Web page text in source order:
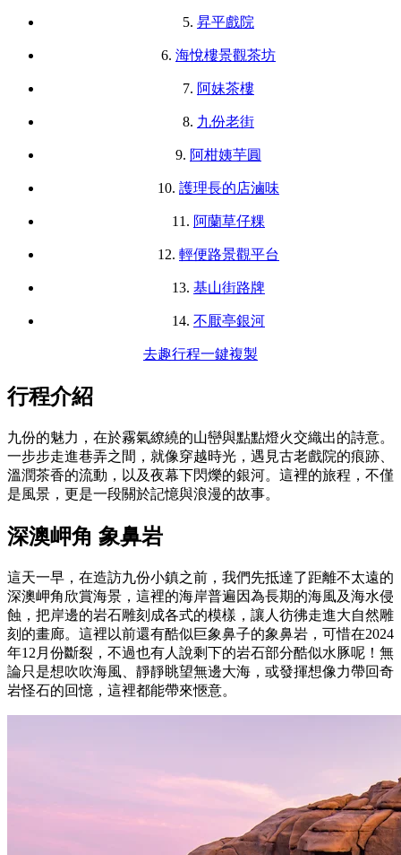
5. 昇平戲院
6. 海悅樓景觀茶坊
7. 阿妹茶樓
8. 九份老街
9. 阿柑姨芋圓
10. 護理長的店滷味
11. 阿蘭草仔粿
12. 輕便路景觀平台
13. 基山街路牌
14. 不厭亭銀河
去趣行程一鍵複製
行程介紹
九份的魅力，在於霧氣繚繞的山巒與點點燈火交織出的詩意。
一步步走進巷弄之間，就像穿越時光，遇見古老戲院的痕跡、
溫潤茶香的流動，以及夜幕下閃爍的銀河。這裡的旅程，不僅
是風景，更是一段關於記憶與浪漫的故事。
深澳岬角 象鼻岩
這天一早，在造訪九份小鎮之前，我們先抵達了距離不太遠的
深澳岬角欣賞海景，這裡的海岸普遍因為長期的海風及海水侵
蝕，把岸邊的岩石雕刻成各式的模樣，讓人彷彿走進大自然雕
刻的畫廊。這裡以前還有酷似巨象鼻子的象鼻岩，可惜在2024
年12月份斷裂，不過也有人說剩下的岩石部分酷似水豚呢！無
論只是想吹吹海風、靜靜眺望無邊大海，或發揮想像力帶回奇
岩怪石的回憶，這裡都能帶來愜意。